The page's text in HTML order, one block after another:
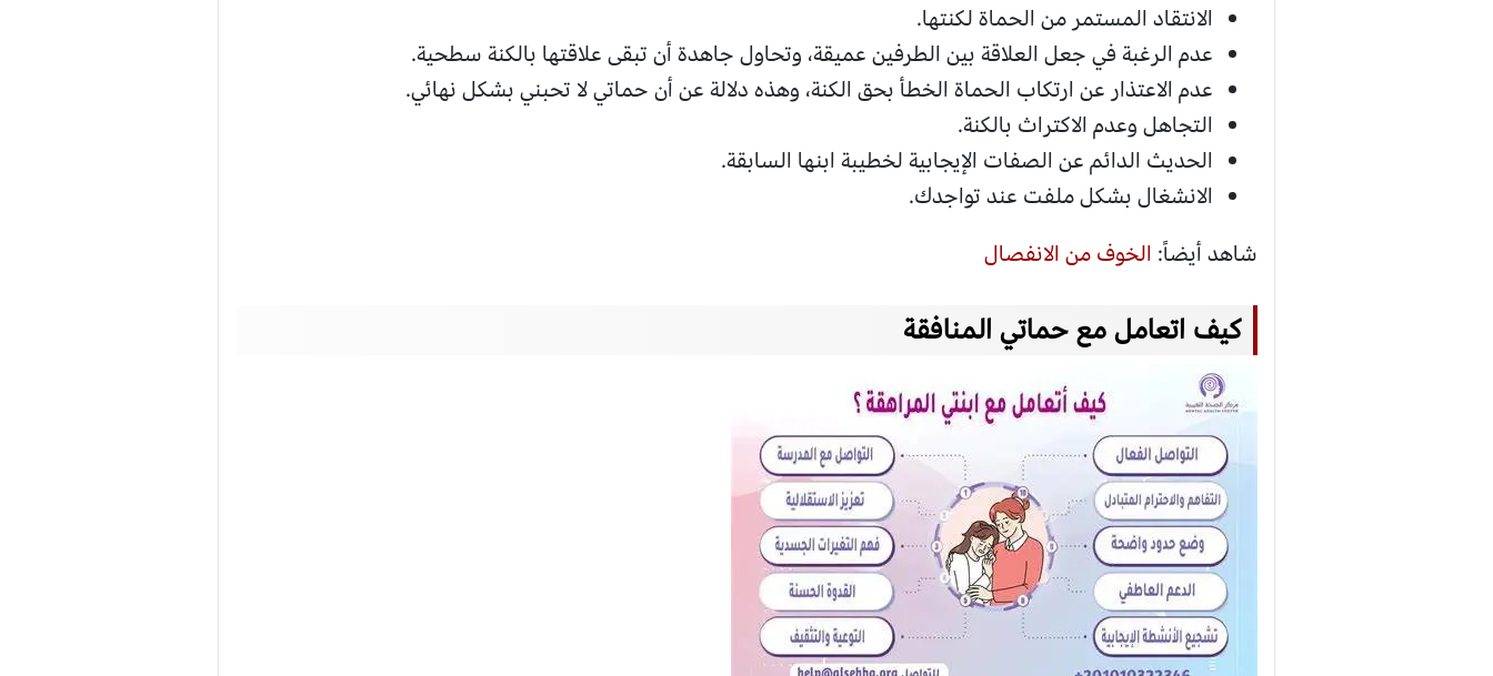
الانتقاد المستمر من الحماة لكنتها.
عدم الرغبة في جعل العلاقة بين الطرفين عميقة، وتحاول جاهدة أن تبقى علاقتها بالكنة سطحية.
عدم الاعتذار عن ارتكاب الحماة الخطأ بحق الكنة، وهذه دلالة عن أن حماتي لا تحبني بشكل نهائي.
التجاهل وعدم الاكتراث بالكنة.
الحديث الدائم عن الصفات الإيجابية لخطيبة ابنها السابقة.
الانشغال بشكل ملفت عند تواجدك.
شاهد أيضاً: الخوف من الانفصال
كيف اتعامل مع حماتي المنافقة